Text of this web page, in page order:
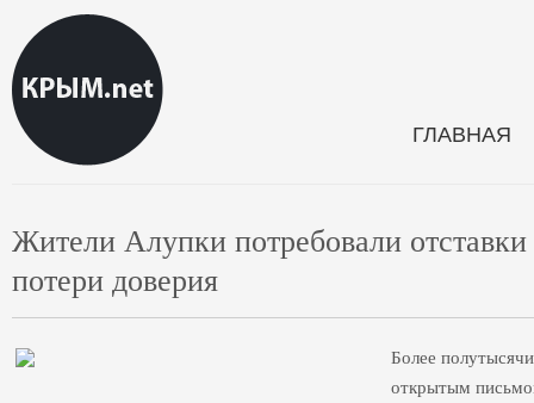
ГЛАВНАЯ
Жители Алупки потребовали
потери доверия
Более
открытым